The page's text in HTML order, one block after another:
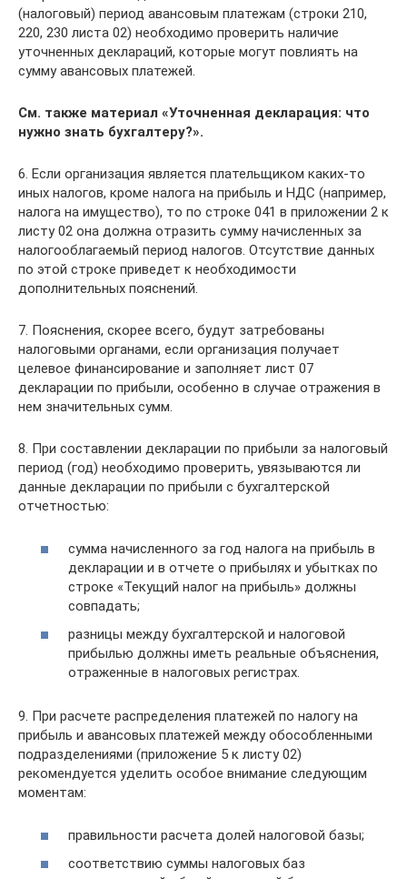
(налоговый) период авансовым платежам (строки 210,
220, 230 листа 02) необходимо проверить наличие
уточненных деклараций, которые могут повлиять на
сумму авансовых платежей.
См. также материал «Уточненная декларация: что
нужно знать бухгалтеру?».
6. Если организация является плательщиком каких-то
иных налогов, кроме налога на прибыль и НДС (например,
налога на имущество), то по строке 041 в приложении 2 к
листу 02 она должна отразить сумму начисленных за
налогооблагаемый период налогов. Отсутствие данных
по этой строке приведет к необходимости
дополнительных пояснений.
7. Пояснения, скорее всего, будут затребованы
налоговыми органами, если организация получает
целевое финансирование и заполняет лист 07
декларации по прибыли, особенно в случае отражения в
нем значительных сумм.
8. При составлении декларации по прибыли за налоговый
период (год) необходимо проверить, увязываются ли
данные декларации по прибыли с бухгалтерской
отчетностью:
сумма начисленного за год налога на прибыль в
декларации и в отчете о прибылях и убытках по
строке «Текущий налог на прибыль» должны
совпадать;
разницы между бухгалтерской и налоговой
прибылью должны иметь реальные объяснения,
отраженные в налоговых регистрах.
9. При расчете распределения платежей по налогу на
прибыль и авансовых платежей между обособленными
подразделениями (приложение 5 к листу 02)
рекомендуется уделить особое внимание следующим
моментам:
правильности расчета долей налоговой базы;
соответствию суммы налоговых баз